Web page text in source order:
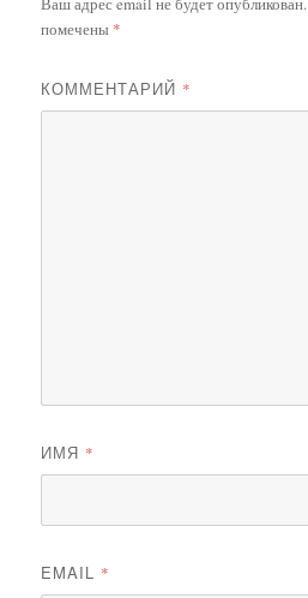
помечены *
КОММЕНТАРИЙ *
ИМЯ *
EMAIL *